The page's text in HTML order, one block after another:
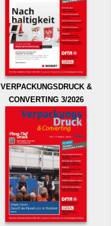
VERPACKUNGSDRUCK &
CONVERTING 3/2026